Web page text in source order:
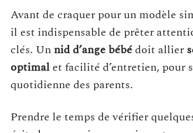
Avant de craquer pour un modèle
il est indispensable de prêter
clés. Unnid d’ange bébédoit allier
optimalet facilité d’entretien, pour
quotidienne des parents.
Prendre le temps de vérifier